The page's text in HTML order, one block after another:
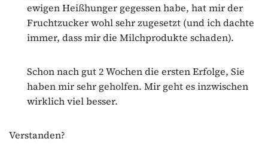
ewigen Heißhunger gegessen habe, hat mir der
Fruchtzucker wohl sehr zugesetzt (und ich dachte
immer, dass mir die Milchprodukte schaden).
Schon nach gut 2 Wochen die ersten Erfolge, Sie
haben mir sehr geholfen. Mir geht es inzwischen
wirklich viel besser.
Verstanden?